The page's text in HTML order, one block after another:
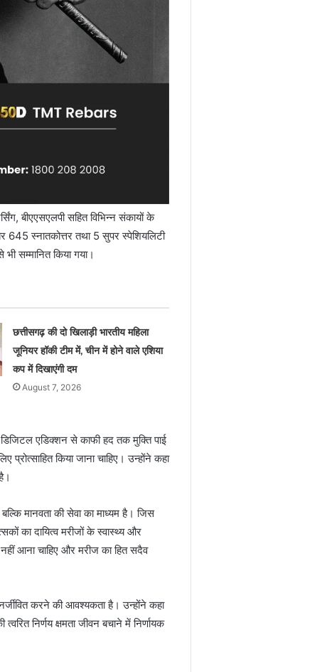
बीएएसएलपी सहित विभिन्न संकायों के
645 स्नातकोत्तर तथा 5 सुपर स्पेशियलिटी
भी सम्मानित किया गया।
छत्तीसगढ़ की दो खिलाड़ी भारतीय महिला
जूनियर हॉकी टीम में, चीन में होने वाले एशिया
कप में दिखाएंगी दम
August 7, 2026
एडिक्शन से काफी हद तक मुक्ति पाई
किया जाना चाहिए। उन्होंने कहा
मानवता की सेवा का माध्यम है। जिस
का दायित्व मरीजों के स्वास्थ्य और
आना चाहिए और मरीज का हित सदैव
करने की आवश्यकता है। उन्होंने कहा
निर्णय क्षमता जीवन बचाने में निर्णायक